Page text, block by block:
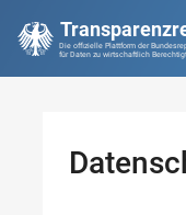
Die offizielle Plattform der
für Daten zu wirtschaftlich